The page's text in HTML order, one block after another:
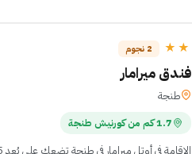
★★ 2 نجوم
فندق ميرامار
طنجة
1.7 كم من كورنيش طنجة